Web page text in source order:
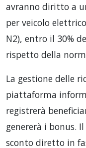
avranno diritto a
per veicolo
N2), entro il 30%
rispetto della
La gestione delle
piattaforma
registrerà
genererà i bonus.
sconto diretto in